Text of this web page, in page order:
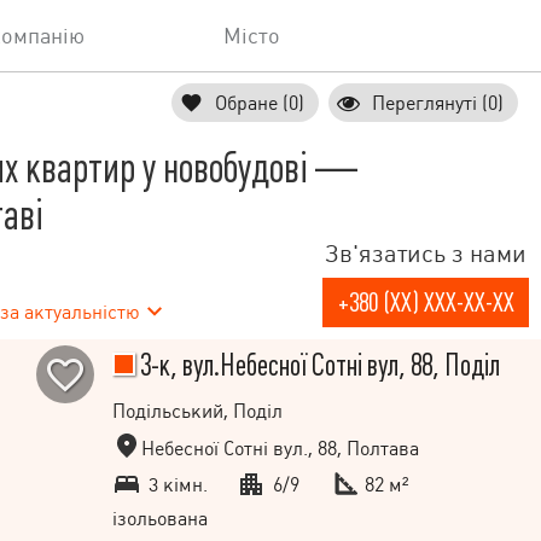
Місто
Обране (0) Переглянуті (0)
квартир у новобудові —
за актуальністю
Зв'язатись з нами
+380 (XX) XXX-XX-XX
3-к, вул.Небесної Сотні вул, 88, Поділ
Подільський, Поділ
Небесної Сотні вул., 88, Полтава
3 кімн.
6/9
82 м²
ізольована